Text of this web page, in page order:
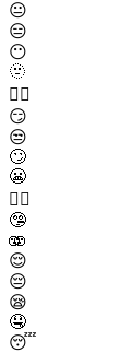
😐
😑
😶
🫥
😶‍🌫️
😏
😒
🙄
😬
😮‍💨
🤥
🫨
😌
😔
😪
🤤
😴